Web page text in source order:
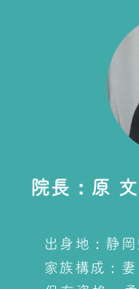
院長：原
出身地：静
家族構成：